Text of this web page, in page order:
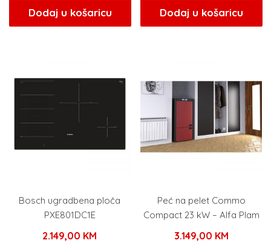
Dodaj u košaricu Dodaj u košaricu
Bosch ugradbena ploča
PXE801DC1E
2.149,00 KM
Peć na pelet Commo
Compact 23 kW – Alfa Plam
3.149,00 KM